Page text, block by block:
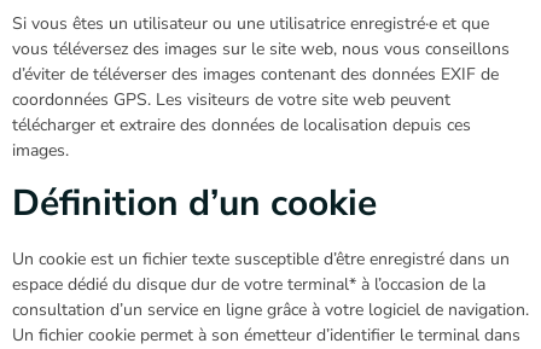
Si vous êtes un utilisateur ou une utilisatrice enregistré·e et que
vous téléversez des images sur le site web, nous vous conseillons
d’éviter de téléverser des images contenant des données EXIF de
coordonnées GPS. Les visiteurs de votre site web peuvent
télécharger et extraire des données de localisation depuis ces
images.
Définition d’un cookie
Un cookie est un fichier texte susceptible d’être enregistré dans un
espace dédié du disque dur de votre terminal* à l’occasion de la
consultation d’un service en ligne grâce à votre logiciel de navigation.
Un fichier cookie permet à son émetteur d’identifier le terminal dans